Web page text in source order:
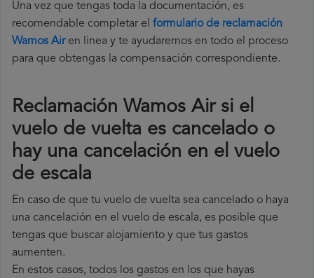
Una vez que tengas toda la documentación, es
recomendable completar el formulario de reclamación
Wamos Airen linea y te ayudaremos en todo el proceso
para que obtengas la compensación correspondiente.
Reclamación Wamos Air si el
vuelo de vuelta es cancelado o
hay una cancelación en el vuelo
de escala
En caso de que tu vuelo de vuelta sea cancelado o haya
una cancelación en el vuelo de escala, es posible que
tengas que buscar alojamiento y que tus gastos
aumenten.
En estos casos, todos los gastos en los que hayas